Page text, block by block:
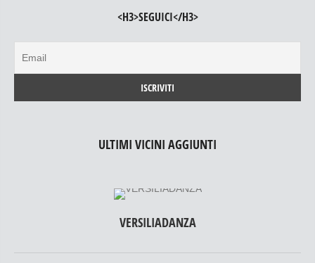
<H3>SEGUICI</H3>
ULTIMI VICINI AGGIUNTI
VERSILIADANZA